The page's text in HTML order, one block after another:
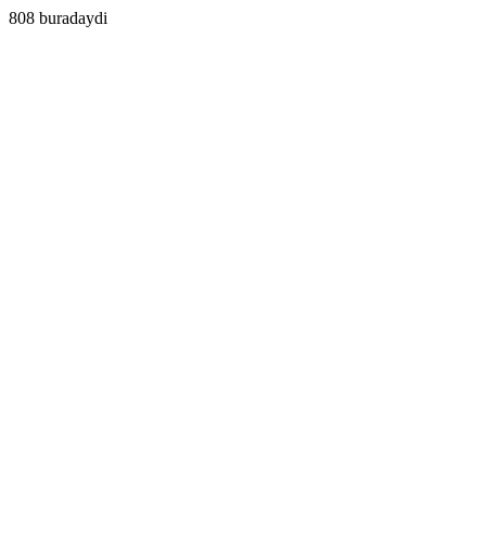
808 buradaydi